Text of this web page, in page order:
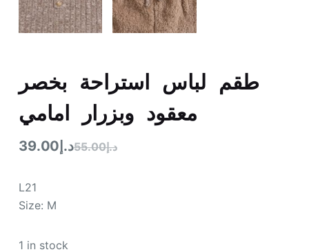
طقم لباس استراحة بخصر
معقود وبزرار امامي
د.إ55.00د.إ 39.00
L21
Size: M
1 in stock